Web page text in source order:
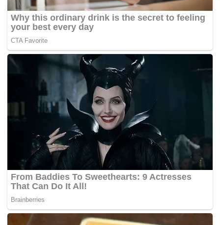
Kepindahan ini diyakini akan memberikan angin
segar bagi Fati untuk lebih fokus mengasah
kemampuannya dan mendapatkan lebih banyak
waktu bermain, sehingga bisa kembali menunjukkan
performa maksimal di level tertinggi.
Bagi Barcelona, keputusan ini menjadi titik evaluasi
penting dalam pembangunan tim ke depan.
Mereka harus memastikan bahwa sistem dan
strategi yang diterapkan dapat mengoptimalkan
potensi pemain muda, agar tidak kehilangan talenta
berbakat seperti Fati.